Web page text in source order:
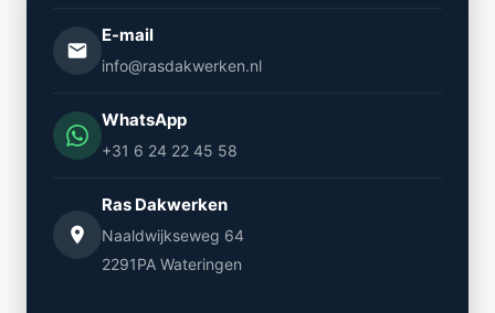
E-mail
info@rasdakwerken.nl
WhatsApp
+31 6 24 22 45 58
Ras Dakwerken
Naaldwijkseweg 64
2291PA Wateringen